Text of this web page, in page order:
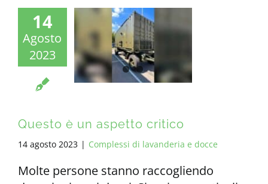
14
Agosto
2023
Questo è un aspetto critico
14 agosto 2023 | Complessi di lavanderia e docce
Molte persone stanno raccogliendo